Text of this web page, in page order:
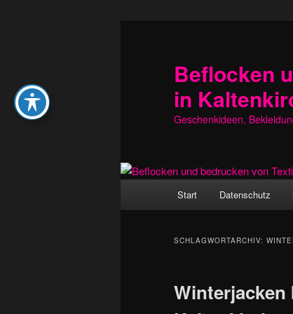
Beflocken
in
Geschenkideen,
Start Datenschutz
SCHLAGWORTARCHIV:
Winterjacken